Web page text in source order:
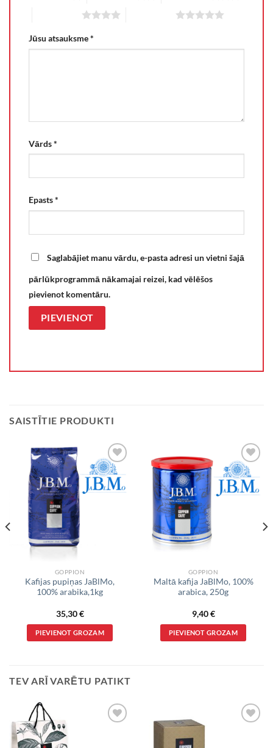
Jūsu atsauksme*
Vārds*
Epasts*
Saglabājiet manu vārdu, e-pasta adresi un vietni šajā
pārlūkprogrammā nākamajai reizei, kad vēlēšos
pievienot komentāru.
SAISTĪTIE PRODUKTI
VĒLMJU
GOPPION
Kafijas pupiņas JaBlMo,
100% arabika,1kg
35,30€
PIEVIENOT GROZAM
VĒLMJU
GOPPION
Maltā kafija JaBlMo, 100%
arabica, 250g
9,40€
PIEVIENOT GROZAM
TEV ARĪ VARĒTU PATIKT